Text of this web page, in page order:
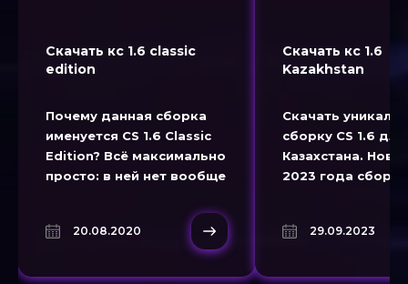
Скачать кс 1.6 classic
edition
Почему данная сборка
именуется CS 1.6 Classic
Edition? Всё максимально
просто: в ней нет вообще
контента, даже
титульная тема осталась
без изменений. Это самый
20.08.2020
Скачать кс 1.6
Kazakhstan
Скачать
сборку CS 1.6 для
Казахстана.
2023 года сборка
бесплатным
29.09.2023